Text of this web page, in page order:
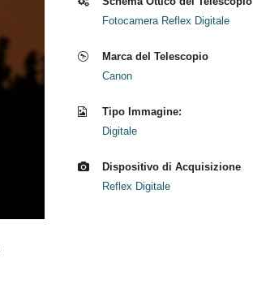
Fotocamera Reflex Digitale
Marca del Telescopio
Canon
Tipo Immagine:
Digitale
Dispositivo di Acquisizione
Reflex Digitale